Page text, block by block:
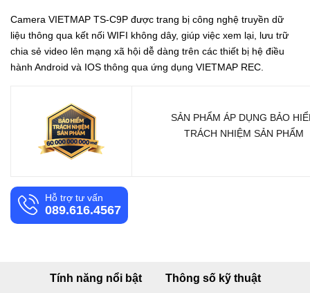
Camera VIETMAP TS-C9P được trang bị công nghệ truyền dữ
liệu thông qua kết nối WIFI không dây, giúp việc xem lại, lưu trữ
chia sẻ video lên mạng xã hội dễ dàng trên các thiết bị hệ điều
hành Android và IOS thông qua ứng dụng VIETMAP REC.
SẢN PHẨM ÁP DỤNG BẢO
TRÁCH NHIỆM SẢN PHẨM
Hỗ trợ tư vấn
089.616.4567
Tính năng nổi bật Thông số kỹ thuật